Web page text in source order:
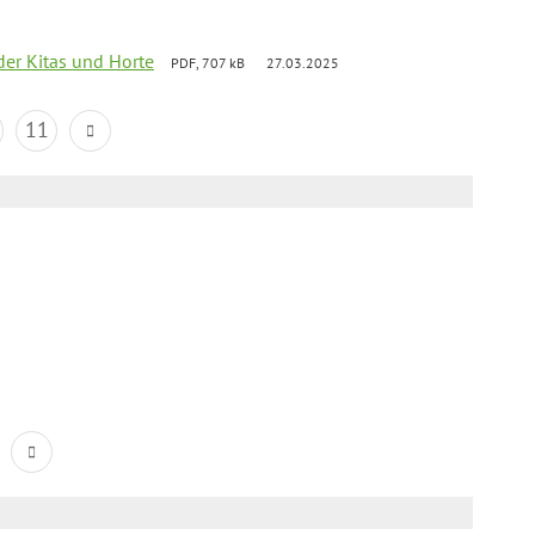
Kitas und Horte PDF, 707 kB 27.03.2025
11